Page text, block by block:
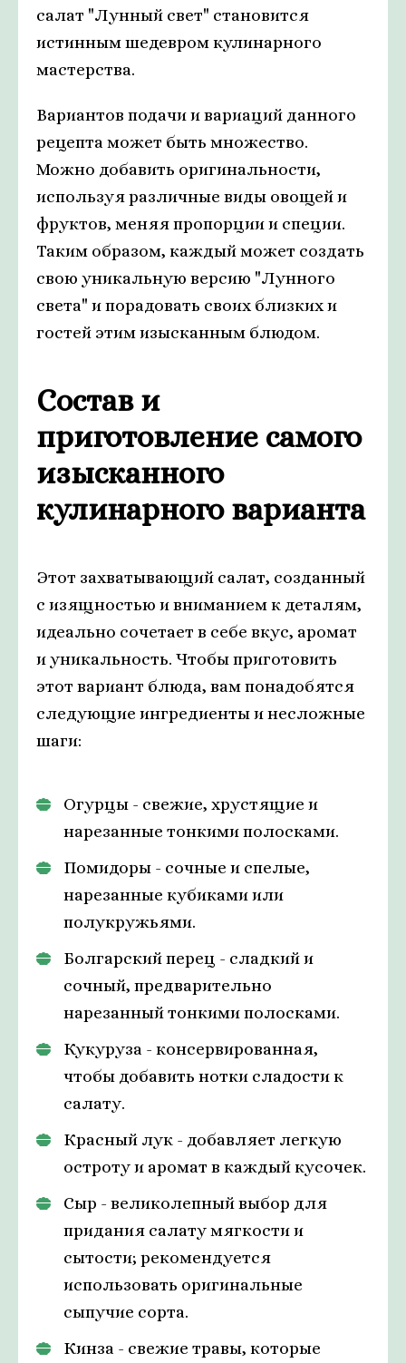
салат "Лунный свет" становится
истинным шедевром кулинарного
мастерства.
Вариантов подачи и вариаций данного
рецепта может быть множество.
Можно добавить оригинальности,
используя различные виды овощей и
фруктов, меняя пропорции и специи.
Таким образом, каждый может создать
свою уникальную версию "Лунного
света" и порадовать своих близких и
гостей этим изысканным блюдом.
Состав и
приготовление самого
изысканного
кулинарного варианта
Этот захватывающий салат, созданный
с изящностью и вниманием к деталям,
идеально сочетает в себе вкус, аромат
и уникальность. Чтобы приготовить
этот вариант блюда, вам понадобятся
следующие ингредиенты и несложные
шаги:
Огурцы - свежие, хрустящие и
нарезанные тонкими полосками.
Помидоры - сочные и спелые,
нарезанные кубиками или
полукружьями.
Болгарский перец - сладкий и
сочный, предварительно
нарезанный тонкими полосками.
Кукуруза - консервированная,
чтобы добавить нотки сладости к
салату.
Красный лук - добавляет легкую
остроту и аромат в каждый кусочек.
Сыр - великолепный выбор для
придания салату мягкости и
сытости; рекомендуется
использовать оригинальные
сыпучие сорта.
Кинза - свежие травы, которые